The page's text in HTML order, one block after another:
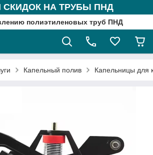
СКИДОК НА ТРУБЫ ПНД
полиэтиленовых труб ПНД
Капельный полив Капельницы для